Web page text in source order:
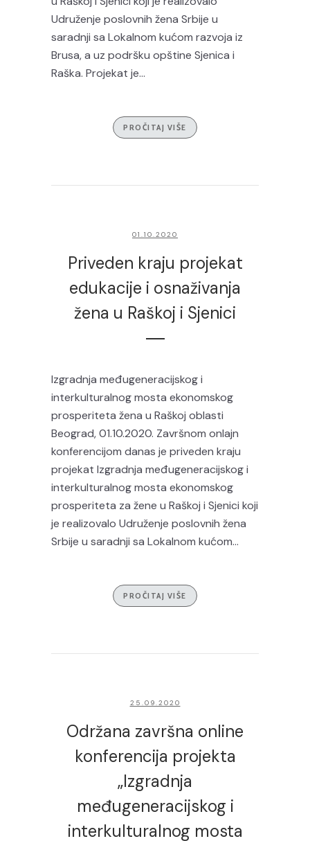
Udruženje poslovnih žena Srbije u
saradnji sa Lokalnom kućom razvoja iz
Brusa, a uz podršku opštine Sjenica i
Raška. Projekat je...
PROČITAJ VIŠE
01.10.2020
Priveden kraju projekat
edukacije i osnaživanja
žena u Raškoj i Sjenici
Izgradnja međugeneracijskog i
interkulturalnog mosta ekonomskog
prosperiteta žena u Raškoj oblasti
Beograd, 01.10.2020. Završnom onlajn
konferencijom danas je priveden kraju
projekat Izgradnja međugeneracijskog i
interkulturalnog mosta ekonomskog
prosperiteta za žene u Raškoj i Sjenici koji
je realizovalo Udruženje poslovnih žena
Srbije u saradnji sa Lokalnom kućom...
PROČITAJ VIŠE
25.09.2020
Održana završna online
konferencija projekta
„Izgradnja
međugeneracijskog i
interkulturalnog mosta